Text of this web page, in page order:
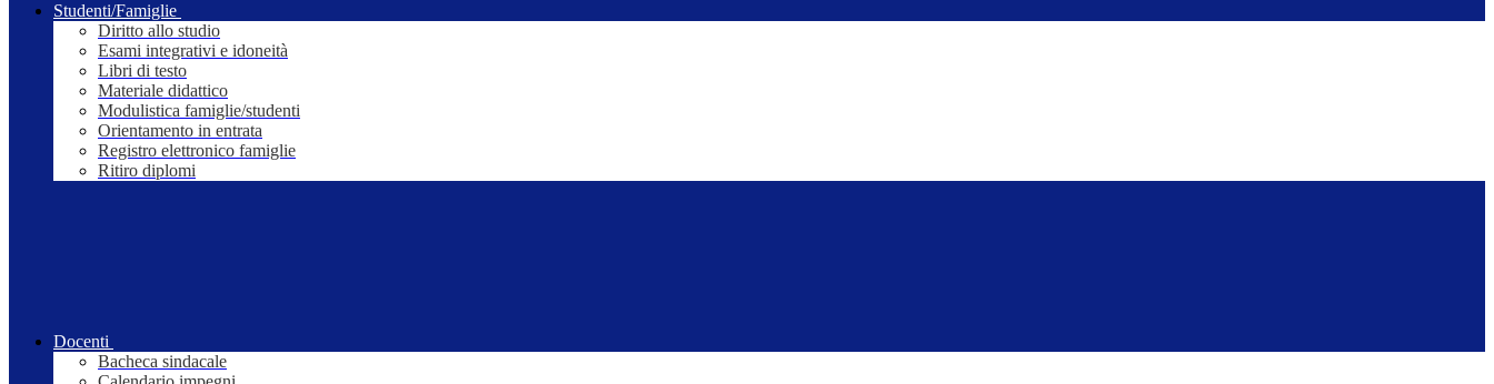
Studenti/Famiglie
Diritto allo studio
Esami integrativi e idoneità
Libri di testo
Materiale didattico
Modulistica famiglie/studenti
Orientamento in entrata
Registro elettronico famiglie
Ritiro diplomi
Docenti
Bacheca sindacale